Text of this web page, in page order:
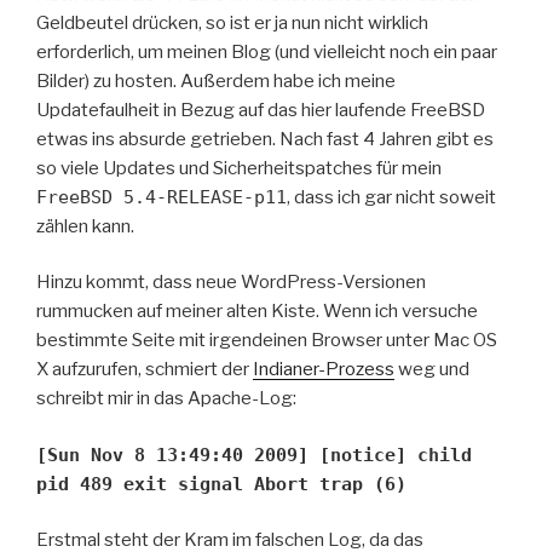
Geldbeutel drücken, so ist er ja nun nicht wirklich
erforderlich, um meinen Blog (und vielleicht noch ein paar
Bilder) zu hosten. Außerdem habe ich meine
Updatefaulheit in Bezug auf das hier laufende FreeBSD
etwas ins absurde getrieben. Nach fast 4 Jahren gibt es
so viele Updates und Sicherheitspatches für mein
FreeBSD 5.4-RELEASE-p11, dass ich gar nicht soweit
zählen kann.
Hinzu kommt, dass neue WordPress-Versionen
rummucken auf meiner alten Kiste. Wenn ich versuche
bestimmte Seite mit irgendeinen Browser unter Mac OS
X aufzurufen, schmiert der Indianer-Prozess weg und
schreibt mir in das Apache-Log:
[Sun Nov 8 13:49:40 2009] [notice] child
pid 489 exit signal Abort trap (6)
Erstmal steht der Kram im falschen Log, da das